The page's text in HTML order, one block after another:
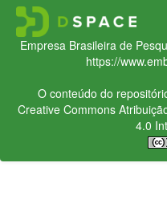
Empresa Brasileira de
https://
O conteúdo do
Creative Commons
4.0